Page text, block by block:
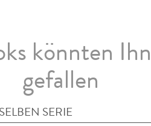
könnten
gefallen
SERIE